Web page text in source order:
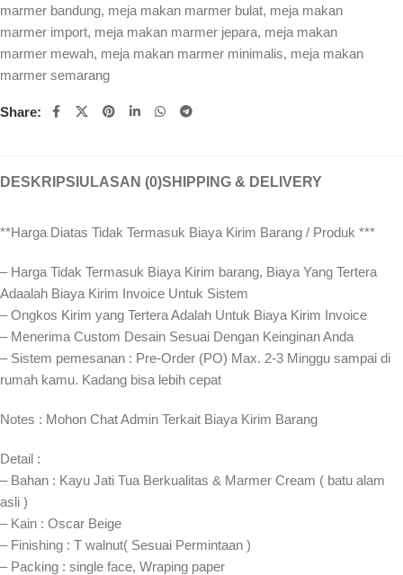
marmer bandung, meja makan marmer bulat, meja makan
marmer import, meja makan marmer jepara, meja makan
marmer mewah, meja makan marmer minimalis, meja makan
marmer semarang
Share:
DESKRIPSI ULASAN (0)SHIPPING & DELIVERY
**Harga Diatas Tidak Termasuk Biaya Kirim Barang / Produk ***
– Harga Tidak Termasuk Biaya Kirim barang, Biaya Yang Tertera
Adaalah Biaya Kirim Invoice Untuk Sistem
– Ongkos Kirim yang Tertera Adalah Untuk Biaya Kirim Invoice
– Menerima Custom Desain Sesuai Dengan Keinginan Anda
– Sistem pemesanan : Pre-Order (PO) Max. 2-3 Minggu sampai di
rumah kamu. Kadang bisa lebih cepat⁣⁣
Notes : Mohon Chat Admin Terkait Biaya Kirim Barang
Detail :
– Bahan : Kayu Jati Tua Berkualitas & Marmer Cream ( batu alam
asli )
– Kain : Oscar Beige
– Finishing : T walnut( Sesuai Permintaan )
– Packing : single face, Wraping paper